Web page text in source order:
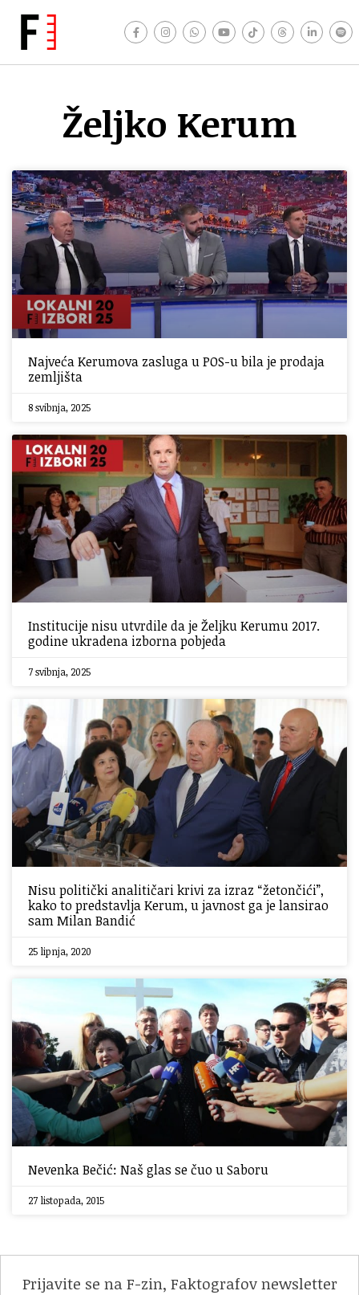
Željko Kerum
Najveća Kerumova zasluga u POS-u bila je prodaja
zemljišta
8 svibnja, 2025
Institucije nisu utvrdile da je Željku Kerumu 2017.
godine ukradena izborna pobjeda
7 svibnja, 2025
Nisu politički analitičari krivi za izraz “žetončići”,
kako to predstavlja Kerum, u javnost ga je lansirao
sam Milan Bandić
25 lipnja, 2020
Nevenka Bečić: Naš glas se čuo u Saboru
27 listopada, 2015
Prijavite se na F-zin, Faktografov newsletter